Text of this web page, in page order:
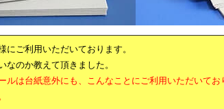
ご利用いただいております。
のか教えて頂きました。
は台紙意外にも、こんなことにご利用いただいてお